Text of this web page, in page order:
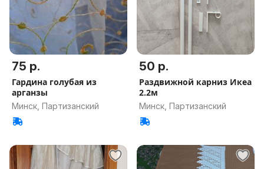
75 р.
Гардина голубая из
арганзы
Минск, Партизанский
50 р.
Раздвижной карниз Икеа
2.2м
Минск, Партизанский